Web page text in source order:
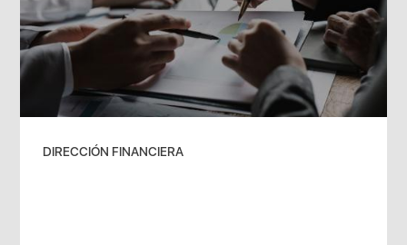
DIRECCIÓN FINANCIERA